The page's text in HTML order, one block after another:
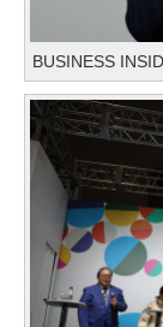
BUSINESS